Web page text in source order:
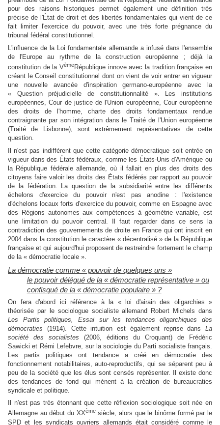
pour des raisons historiques permet également une définition très
précise de l'État de droit et des libertés fondamentales qui vient de ce
fait limiter l'exercice du pouvoir, avec une très forte prégnance du
tribunal fédéral constitutionnel.
L'influence de la Loi fondamentale allemande a infusé dans l'ensemble
de l'Europe au rythme de la construction européenne ; déjà la
constitution de la VèmeRépublique innove avec la tradition française en
créant le Conseil constitutionnel dont on vient de voir entrer en vigueur
une nouvelle avancée d'inspiration germano-européenne avec la
« Question préjudicielle de constitutionnalité ». Les institutions
européennes, Cour de justice de l'Union européenne, Cour européenne
des droits de l'homme, charte des droits fondamentaux rendue
contraignante par son intégration dans le Traité de l'Union européenne
(Traité de Lisbonne), sont extrêmement représentatives de cette
question.
Il n'est pas indifférent que cette catégorie démocratique soit entrée en
vigueur dans des États fédéraux, comme les États-Unis d'Amérique ou
la République fédérale allemande, où il fallait en plus des droits des
citoyens faire valoir les droits des États fédérés par rapport au pouvoir
de la fédération. La question de la subsidiarité entre les différents
échelons d'exercice du pouvoir n'est pas anodine : l'existence
d'échelons locaux forts d'exercice du pouvoir, comme en Espagne avec
des Régions autonomes aux compétences à géométrie variable, est
une limitation du pouvoir central. Il faut regarder dans ce sens la
contradiction des gouvernements de droite en France qui ont inscrit en
2004 dans la constitution le caractère « décentralisé » de la République
française et qui aujourd'hui proposent de restreindre fortement le champ
de la « démocratie locale ».
La démocratie comme « pouvoir de quelques uns »
le pouvoir délégué de la « démocratie représentative » ou
confisqué de la « démocratie populaire » ?
On fera d'abord ici référence à la « loi d'airain des oligarchies »
théorisée par le sociologue socialiste allemand Robert Michels dans
Les Partis politiques, Essai sur les tendances oligarchiques des
démocraties (1914). Cette intuition est également reprise dans La
société des socialistes (2006, éditions du Croquant) de Frédéric
Sawicki et Rémi Lefebvre, sur la sociologie du Parti socialiste français.
Les partis politiques ont tendance a créé en démocratie des
fonctionnement notabilitaires, auto-reproductifs, qui se séparent peu à
peu de la société que les élus sont censés représenter. Il existe donc
des tendances de fond qui mènent à la création de bureaucraties
syndicale et politique.
Il n'est pas très étonnant que cette réflexion sociologique soit née en
Allemagne au début du XXèmesiècle, alors que le binôme formé par le
SPD et les syndicats ouvriers allemands était considéré comme le